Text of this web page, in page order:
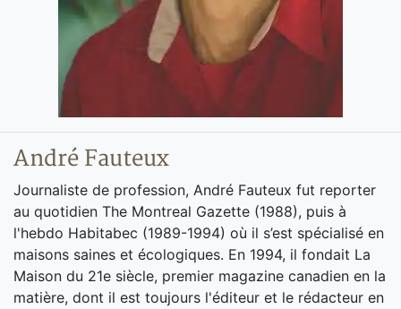
André Fauteux
Journaliste de profession, André Fauteux fut reporter
au quotidien The Montreal Gazette (1988), puis à
l'hebdo Habitabec (1989-1994) où il s’est spécialisé en
maisons saines et écologiques. En 1994, il fondait La
Maison du 21e siècle, premier magazine canadien en la
matière, dont il est toujours l'éditeur et le rédacteur en